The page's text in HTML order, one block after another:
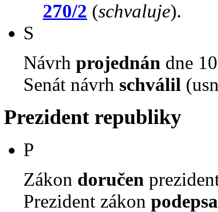
270/2 (schvaluje).
S
Návrh projednán dne
Senát návrh schválil
Prezident republiky
P
Zákon doručen
Prezident zákon